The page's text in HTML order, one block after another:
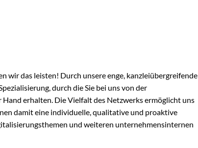
wir das leisten! Durch unsere enge, kanzleiübergreifende
durch die Sie bei uns von der
erhalten. Die Vielfalt des Netzwerks ermöglicht uns
damit eine individuelle, qualitative und proaktive
und weiteren unternehmensinternen